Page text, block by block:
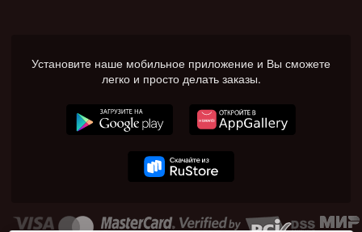
Установите наше мобильное приложение и Вы сможете
легко и просто делать заказы.